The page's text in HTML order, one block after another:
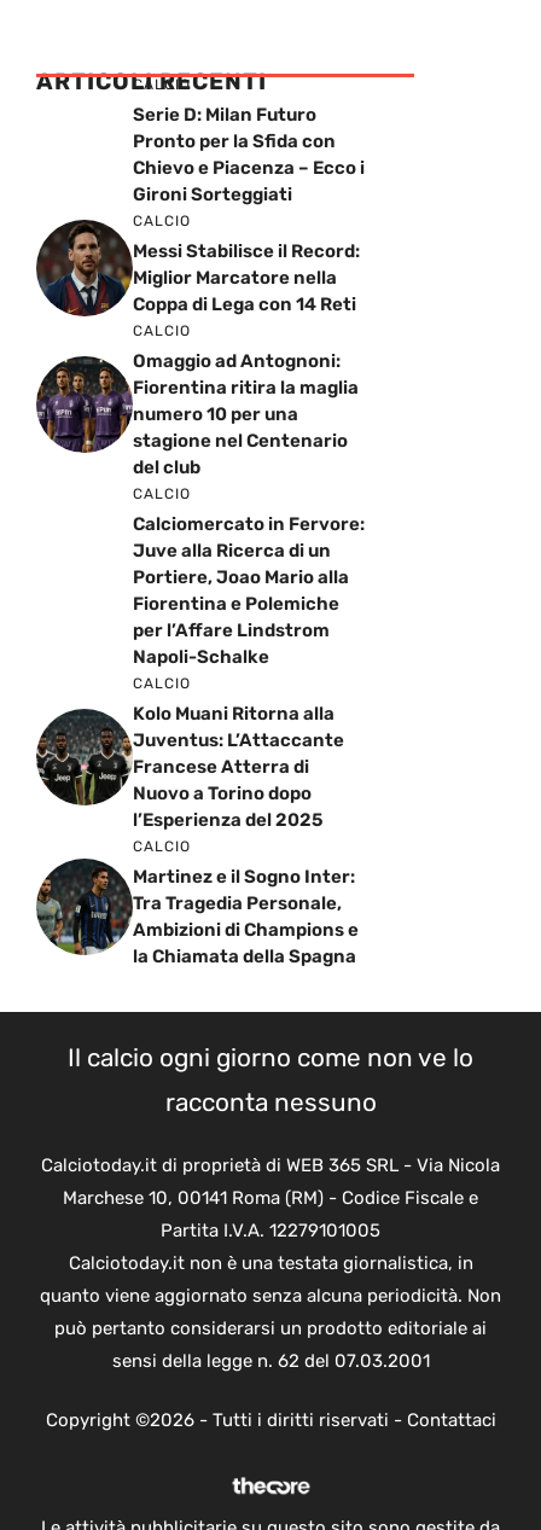
ARTICOLI RECENTI
CALCIO
Serie D: Milan Futuro
Pronto per la Sfida con
Chievo e Piacenza – Ecco i
Gironi Sorteggiati
CALCIO
Messi Stabilisce il Record:
Miglior Marcatore nella
Coppa di Lega con 14 Reti
CALCIO
Omaggio ad Antognoni:
Fiorentina ritira la maglia
numero 10 per una
stagione nel Centenario
del club
CALCIO
Calciomercato in Fervore:
Juve alla Ricerca di un
Portiere, Joao Mario alla
Fiorentina e Polemiche
per l’Affare Lindstrom
Napoli-Schalke
CALCIO
Kolo Muani Ritorna alla
Juventus: L’Attaccante
Francese Atterra di
Nuovo a Torino dopo
l’Esperienza del 2025
CALCIO
Martinez e il Sogno Inter:
Tra Tragedia Personale,
Ambizioni di Champions e
la Chiamata della Spagna
Il calcio ogni giorno come non ve lo
racconta nessuno
Calciotoday.it di proprietà di WEB 365 SRL - Via Nicola
Marchese 10, 00141 Roma (RM) - Codice Fiscale e
Partita I.V.A. 12279101005
Calciotoday.it non è una testata giornalistica, in
quanto viene aggiornato senza alcuna periodicità. Non
può pertanto considerarsi un prodotto editoriale ai
sensi della legge n. 62 del 07.03.2001
Copyright ©2026 - Tutti i diritti riservati - Contattaci